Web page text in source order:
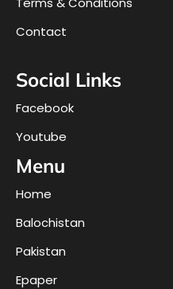
Contact
Social Links
Facebook
Youtube
Menu
Home
Balochistan
Pakistan
Epaper